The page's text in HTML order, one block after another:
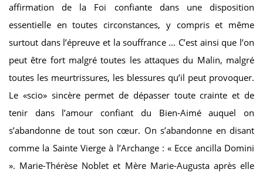
affirmation de la Foi confiante dans une disposition
essentielle en toutes circonstances, y compris et même
surtout dans l’épreuve et la souffrance … C’est ainsi que l’on
peut être fort malgré toutes les attaques du Malin, malgré
toutes les meurtrissures, les blessures qu’il peut provoquer.
Le «scio» sincère permet de dépasser toute crainte et de
tenir dans l’amour confiant du Bien-Aimé auquel on
s’abandonne de tout son cœur. On s’abandonne en disant
comme la Sainte Vierge à l’Archange : « Ecce ancilla Domini
». Marie-Thérèse Noblet et Mère Marie-Augusta après elle